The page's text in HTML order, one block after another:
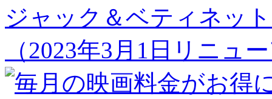
ジャック＆ベティネッ
（2023年3月1日リニュ